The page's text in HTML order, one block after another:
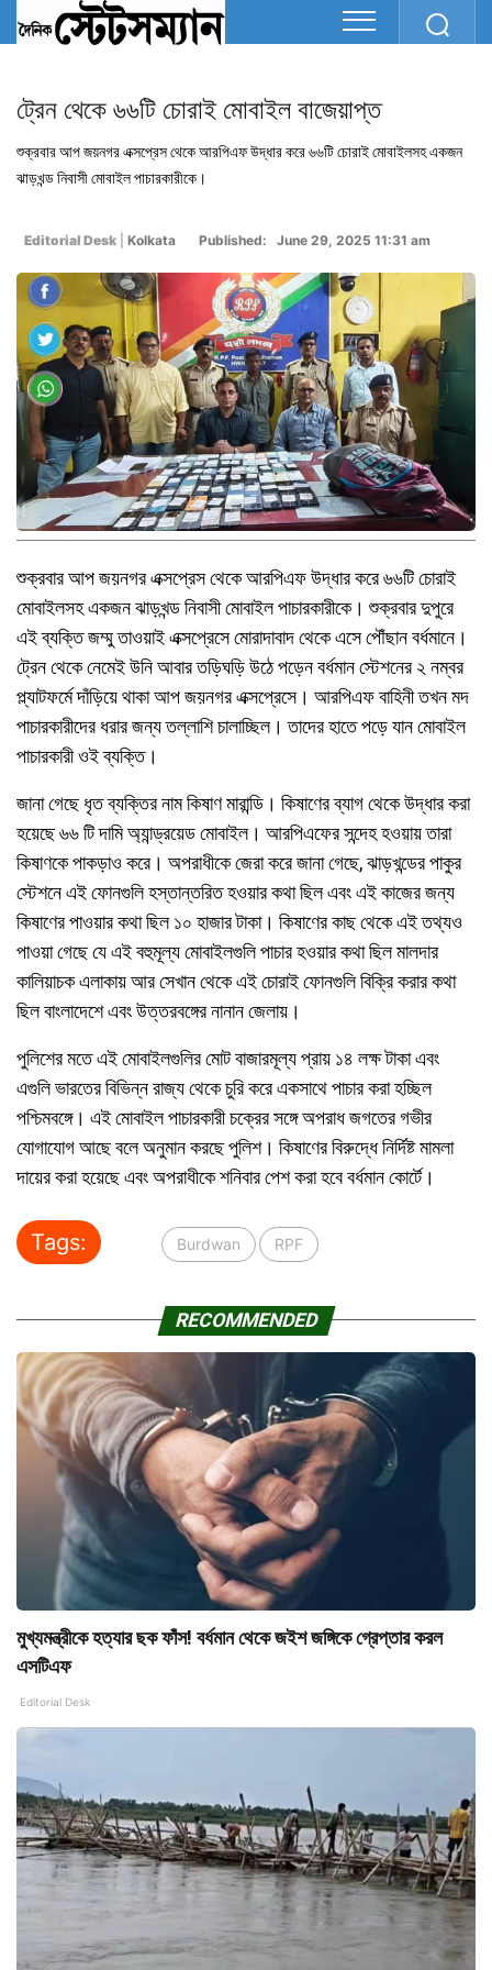
ট্রেন থেকে ৬৬টি চোরাই মোবাইল বাজেয়াপ্ত
শুক্রবার আপ জয়নগর এক্সপ্রেস থেকে আরপিএফ উদ্ধার করে ৬৬টি চোরাই মোবাইলসহ একজন
ঝাড়খন্ড নিবাসী মোবাইল পাচারকারীকে।
Editorial Desk Kolkata Published: June 29, 2025 11:31 am
শুক্রবার আপ জয়নগর এক্সপ্রেস থেকে আরপিএফ উদ্ধার করে ৬৬টি চোরাই
মোবাইলসহ একজন ঝাড়খন্ড নিবাসী মোবাইল পাচারকারীকে। শুক্রবার দুপুরে
এই ব্যক্তি জম্মু তাওয়াই এক্সপ্রেসে মোরাদাবাদ থেকে এসে পৌঁছান বর্ধমানে।
ট্রেন থেকে নেমেই উনি আবার তড়িঘড়ি উঠে পড়েন বর্ধমান স্টেশনের ২ নম্বর
প্ল্যাটফর্মে দাঁড়িয়ে থাকা আপ জয়নগর এক্সপ্রেসে। আরপিএফ বাহিনী তখন মদ
পাচারকারীদের ধরার জন্য তল্লাশি চালাচ্ছিল। তাদের হাতে পড়ে যান মোবাইল
পাচারকারী ওই ব্যক্তি।
জানা গেছে ধৃত ব্যক্তির নাম কিষাণ মারান্ডি। কিষাণের ব্যাগ থেকে উদ্ধার করা
হয়েছে ৬৬ টি দামি অ্যান্ড্রয়েড মোবাইল। আরপিএফের সন্দেহ হওয়ায় তারা
কিষাণকে পাকড়াও করে। অপরাধীকে জেরা করে জানা গেছে, ঝাড়খন্ডের পাকুর
স্টেশনে এই ফোনগুলি হস্তান্তরিত হওয়ার কথা ছিল এবং এই কাজের জন্য
কিষাণের পাওয়ার কথা ছিল ১০ হাজার টাকা। কিষাণের কাছ থেকে এই তথ্যও
পাওয়া গেছে যে এই বহুমূল্য মোবাইলগুলি পাচার হওয়ার কথা ছিল মালদার
কালিয়াচক এলাকায় আর সেখান থেকে এই চোরাই ফোনগুলি বিক্রি করার কথা
ছিল বাংলাদেশে এবং উত্তরবঙ্গের নানান জেলায়।
পুলিশের মতে এই মোবাইলগুলির মোট বাজারমূল্য প্রায় ১৪ লক্ষ টাকা এবং
এগুলি ভারতের বিভিন্ন রাজ্য থেকে চুরি করে একসাথে পাচার করা হচ্ছিল
পশ্চিমবঙ্গে। এই মোবাইল পাচারকারী চক্রের সঙ্গে অপরাধ জগতের গভীর
যোগাযোগ আছে বলে অনুমান করছে পুলিশ। কিষাণের বিরুদ্ধে নির্দিষ্ট মামলা
দায়ের করা হয়েছে এবং অপরাধীকে শনিবার পেশ করা হবে বর্ধমান কোর্টে।
Tags: Burdwan RPF
RECOMMENDED
মুখ্যমন্ত্রীকে হত্যার ছক ফাঁস! বর্ধমান থেকে জইশ জঙ্গিকে গ্রেপ্তার করল
এসটিএফ
Editorial Desk